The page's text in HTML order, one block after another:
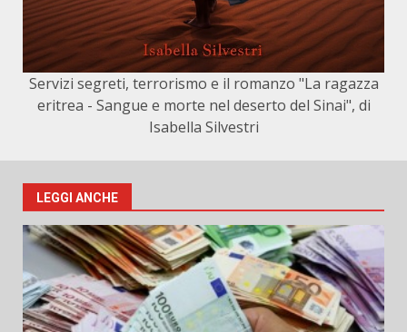
Servizi segreti, terrorismo e il romanzo "La ragazza
eritrea - Sangue e morte nel deserto del Sinai", di
Isabella Silvestri
LEGGI ANCHE